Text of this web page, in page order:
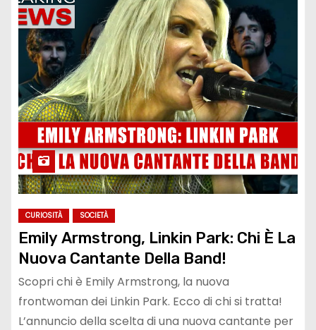
CURIOSITÀ SOCIETÀ
Emily Armstrong, Linkin Park: Chi È La
Nuova Cantante Della Band!
Scopri chi è Emily Armstrong, la nuova
frontwoman dei Linkin Park. Ecco di chi si tratta!
L’annuncio della scelta di una nuova cantante per